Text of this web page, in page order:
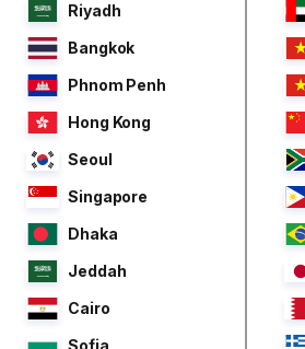
Riyadh
Bangkok
Phnom Penh
Hong Kong
Seoul
Singapore
Dhaka
Jeddah
Cairo